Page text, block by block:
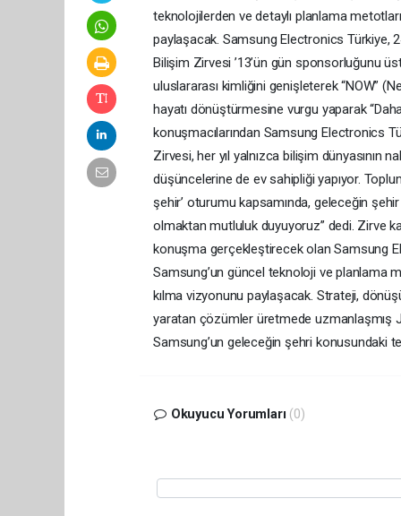
teknolojilerden ve detaylı planlama
paylaşacak. Samsung Electronics Türkiye,
Bilişim Zirvesi ’13’ün gün sponsorluğunu
uluslararası kimliğini genişleterek “NOW”
hayatı dönüştürmesine vurgu yaparak
konuşmacılarından Samsung Electronics
Zirvesi, her yıl yalnızca bilişim dünyasının
düşüncelerine de ev sahipliği yapıyor.
şehir’ oturumu kapsamında, geleceğin
olmaktan mutluluk duyuyoruz” dedi. Zirve
konuşma gerçekleştirecek olan Samsung
Samsung’un güncel teknoloji ve planlama
kılma vizyonunu paylaşacak. Strateji,
yaratan çözümler üretmede uzmanlaşmış
Samsung’un geleceğin şehri konusundaki
Okuyucu Yorumları (0)